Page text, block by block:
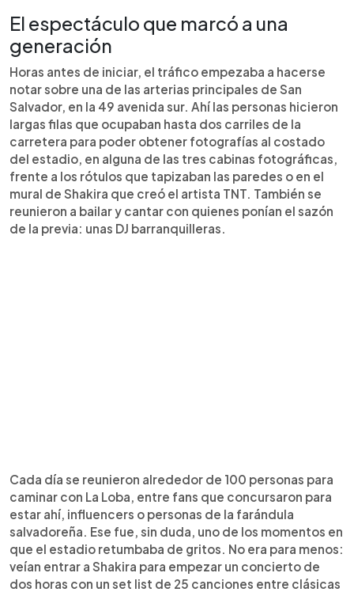
El espectáculo que marcó a una
generación
Horas antes de iniciar, el tráfico empezaba a hacerse
notar sobre una de las arterias principales de San
Salvador, en la 49 avenida sur. Ahí las personas hicieron
largas filas que ocupaban hasta dos carriles de la
carretera para poder obtener fotografías al costado
del estadio, en alguna de las tres cabinas fotográficas,
frente a los rótulos que tapizaban las paredes o en el
mural de Shakira que creó el artista TNT. También se
reunieron a bailar y cantar con quienes ponían el sazón
de la previa: unas DJ barranquilleras.
Cada día se reunieron alrededor de 100 personas para
caminar con La Loba, entre fans que concursaron para
estar ahí, influencers o personas de la farándula
salvadoreña. Ese fue, sin duda, uno de los momentos en
que el estadio retumbaba de gritos. No era para menos:
veían entrar a Shakira para empezar un concierto de
dos horas con un set list de 25 canciones entre clásicas